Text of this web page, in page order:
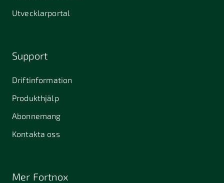
Utvecklarportal
Support
Driftinformation
Produkthjälp
Abonnemang
Kontakta oss
Mer Fortnox